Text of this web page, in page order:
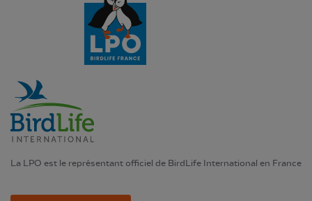
La LPO est le représentant officiel de BirdLife International en France